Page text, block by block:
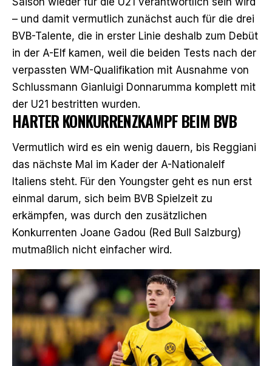
– und damit vermutlich zunächst auch für die drei
BVB-Talente, die in erster Linie deshalb zum Debüt
in der A-Elf kamen, weil die beiden Tests nach der
verpassten WM-Qualifikation mit Ausnahme von
Schlussmann Gianluigi Donnarumma komplett mit
der U21 bestritten wurden.
HARTER KONKURRENZKAMPF BEIM BVB
Vermutlich wird es ein wenig dauern, bis Reggiani
das nächste Mal im Kader der A-Nationalelf
Italiens steht. Für den Youngster geht es nun erst
einmal darum, sich beim BVB Spielzeit zu
erkämpfen, was durch den zusätzlichen
Konkurrenten Joane Gadou (Red Bull Salzburg)
mutmaßlich nicht einfacher wird.